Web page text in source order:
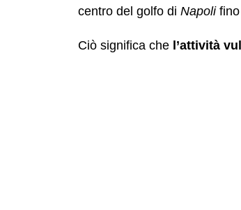
centro del golfo di Napolifino
Ciò significa che l’attività